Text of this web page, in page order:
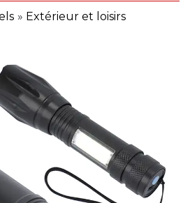
» Extérieur et loisirs